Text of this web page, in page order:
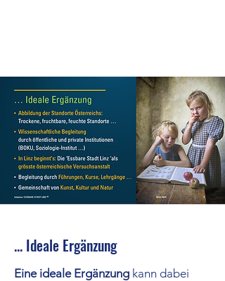
... Ideale Ergänzung
Eine ideale Ergänzung kann dabei